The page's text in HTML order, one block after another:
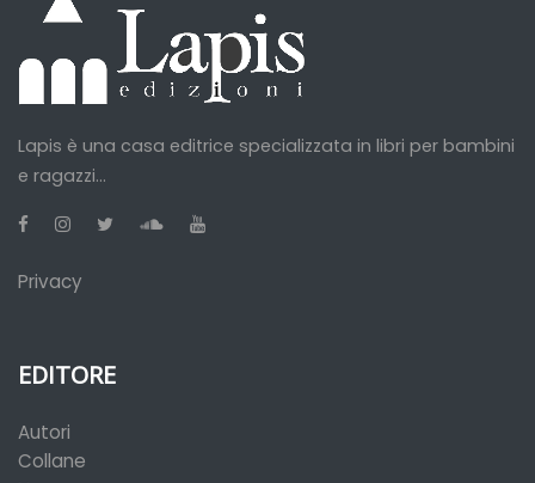
Lapis è una casa editrice specializzata in libri per bambini
e ragazzi...
Privacy
EDITORE
Autori
Collane